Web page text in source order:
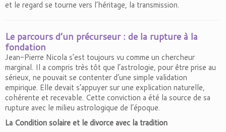
et le regard se tourne vers l’héritage, la transmission.
Le parcours d’un précurseur : de la rupture à la
fondation
Jean-Pierre Nicola s’est toujours vu comme un chercheur
marginal. Il a compris très tôt que l’astrologie, pour être prise au
sérieux, ne pouvait se contenter d’une simple validation
empirique. Elle devait s’appuyer sur une explication naturelle,
cohérente et recevable. Cette conviction a été la source de sa
rupture avec le milieu astrologique de l’époque.
La Condition solaire et le divorce avec la tradition